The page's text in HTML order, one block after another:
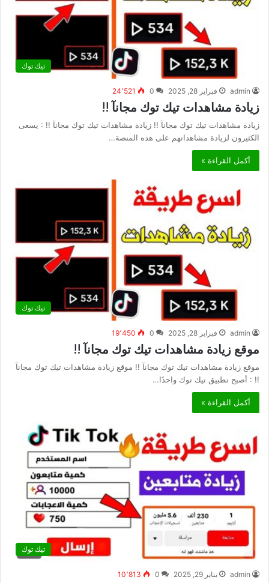
تيك توك
admin فبراير 28, 2025 0 24٬521
زيادة مشاهدات تيك توك مجانآ !!
زيادة مشاهدات تيك توك مجانآ !! زيادة مشاهدات تيك توك مجانآ !! : يسعى
الكثيرون لزيادة مشاهداتهم على هذه المنصة…
أكمل القراءة »
تيك توك
admin فبراير 28, 2025 0 19٬450
موقع زيادة مشاهدات تيك توك مجانآ !!
موقع زيادة مشاهدات تيك توك مجانآ !! موقع زيادة مشاهدات تيك توك مجانآ
!! : أصبح تطبيق تيك توك واحدًا…
أكمل القراءة »
تيك توك
admin يناير 29, 2025 0 10٬813